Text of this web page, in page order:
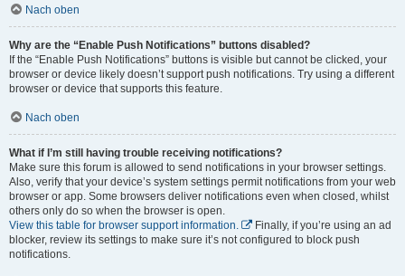
Nach oben
Why are the “Enable Push Notifications” buttons disabled?
If the “Enable Push Notifications” buttons is visible but cannot be clicked, your
browser or device likely doesn’t support push notifications. Try using a different
browser or device that supports this feature.
Nach oben
What if I’m still having trouble receiving notifications?
Make sure this forum is allowed to send notifications in your browser settings.
Also, verify that your device’s system settings permit notifications from your web
browser or app. Some browsers deliver notifications even when closed, whilst
others only do so when the browser is open.
View this table for browser support information.
Finally, if you’re using an ad
blocker, review its settings to make sure it’s not configured to block push
notifications.